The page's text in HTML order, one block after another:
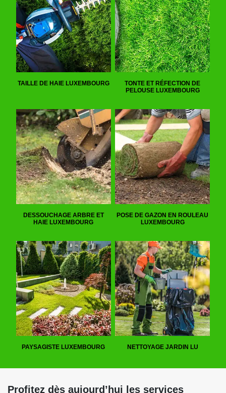
TAILLE DE HAIE LUXEMBOURG
TONTE ET RÉFECTION DE
PELOUSE LUXEMBOURG
DESSOUCHAGE ARBRE ET
HAIE LUXEMBOURG
POSE DE GAZON EN ROULEAU
LUXEMBOURG
PAYSAGISTE LUXEMBOURG NETTOYAGE JARDIN LU
Profitez dès aujourd’hui les services